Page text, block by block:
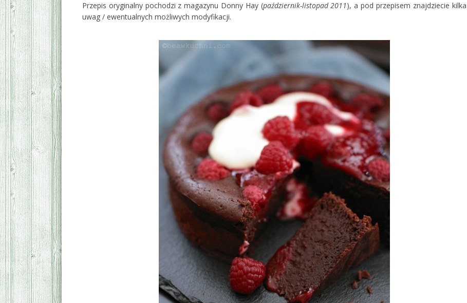
Przepis oryginalny pochodzi z magazynu Donny Hay (październik-listopad 2011), a pod przepisem znajdziecie kilka
uwag / ewentualnych możliwych modyfikacji.